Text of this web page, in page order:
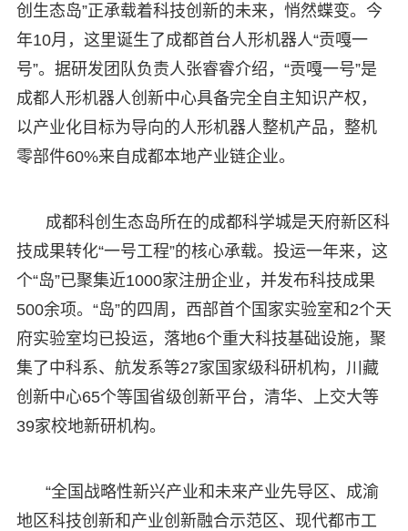
创生态岛”正承载着科技创新的未来，悄然蝶变。今
年10月，这里诞生了成都首台人形机器人“贡嘎一
号”。据研发团队负责人张睿睿介绍，“贡嘎一号”是
成都人形机器人创新中心具备完全自主知识产权，
以产业化目标为导向的人形机器人整机产品，整机
零部件60%来自成都本地产业链企业。
成都科创生态岛所在的成都科学城是天府新区科
技成果转化“一号工程”的核心承载。投运一年来，这
个“岛”已聚集近1000家注册企业，并发布科技成果
500余项。“岛”的四周，西部首个国家实验室和2个天
府实验室均已投运，落地6个重大科技基础设施，聚
集了中科系、航发系等27家国家级科研机构，川藏
创新中心65个等国省级创新平台，清华、上交大等
39家校地新研机构。
“全国战略性新兴产业和未来产业先导区、成渝
地区科技创新和产业创新融合示范区、现代都市工